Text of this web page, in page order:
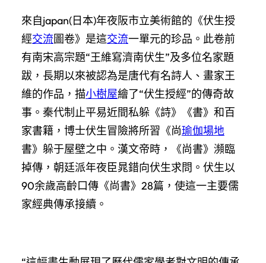
來自japan(日本)年夜阪市立美術館的《伏生授
經交流圖卷》是這交流一單元的珍品。此卷前
有南宋高宗題“王維寫濟南伏生”及多位名家題
跋，長期以來被認為是唐代有名詩人、畫家王
維的作品，描小樹屋繪了“伏生授經”的傳奇故
事。秦代制止平易近間私躲《詩》《書》和百
家書籍，博士伏生冒險將所習《尚瑜伽場地
書》躲于屋壁之中。漢文帝時，《尚書》瀕臨
掉傳，朝廷派年夜臣晁錯向伏生求問。伏生以
90余歲高齡口傳《尚書》28篇，使這一主要儒
家經典傳承接續。